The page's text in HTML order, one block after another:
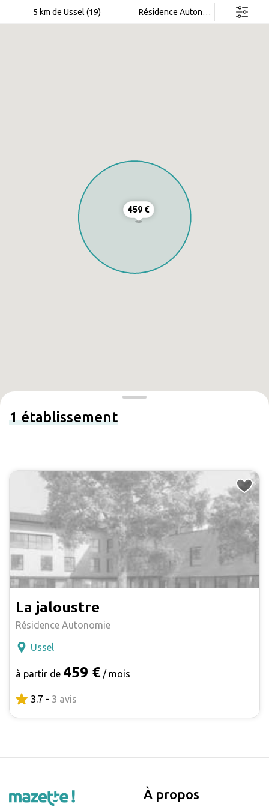
5 km de Ussel (19) Résidence Autonomie
1établissement
La jaloustre
Résidence Autonomie
Ussel
à partir de 459 € / mois
3.7 - 3 avis
Rechercher dans cette zone
459 €
À propos